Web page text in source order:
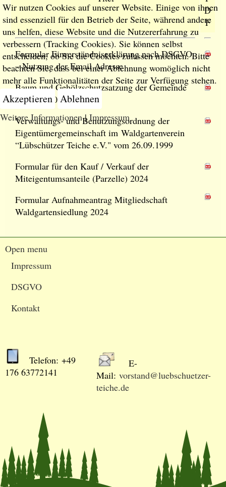
D
F
Formular Einverständniserklärung nach DSGVO
– Nutzung der Email Adresse
Baum und Gehölzschutzsatzung der Gemeinde
Machern (03.03.2021)
Verwaltungs- und Benutzungsordnung der
Eigentümergemeinschaft im Waldgartenverein
“Lübschützer Teiche e.V." vom 26.09.1999
Formular für den Kauf / Verkauf der
Miteigentumsanteile (Parzelle) 2024
Formular Aufnahmeantrag Mitgliedschaft
Waldgartensiedlung 2024
Open menu
Impressum
DSGVO
Kontakt
Telefon: +49
176 63772141
E-
Mail: vorstand@luebschuetzer-
teiche.de
Wir nutzen Cookies auf unserer Website. Einige von ihnen
sind essenziell für den Betrieb der Seite, während andere
uns helfen, diese Website und die Nutzererfahrung zu
verbessern (Tracking Cookies). Sie können selbst
entscheiden, ob Sie die Cookies zulassen möchten. Bitte
beachten Sie, dass bei einer Ablehnung womöglich nicht
mehr alle Funktionalitäten der Seite zur Verfügung stehen.
Akzeptieren Ablehnen
Weitere Informationen|Impressum